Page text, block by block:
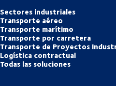
Sectores industriales
Transporte aéreo
Transporte marítimo
Transporte por carretera
Transporte de Proyectos
Logística contractual
Todas las soluciones